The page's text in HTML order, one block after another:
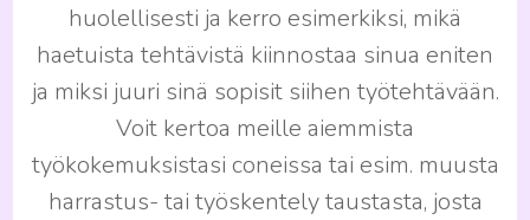
huolellisesti ja kerro esimerkiksi, mikä
haetuista tehtävistä kiinnostaa sinua eniten
ja miksi juuri sinä sopisit siihen työtehtävään.
Voit kertoa meille aiemmista
työkokemuksistasi coneissa tai esim. muusta
harrastus- tai työskentely taustasta, josta